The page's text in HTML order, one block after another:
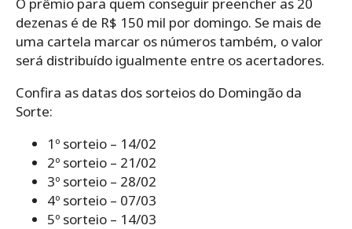
dezenas é de R$ 150 mil por domingo. Se mais de
uma cartela marcar os números também, o valor
será distribuído igualmente entre os acertadores.
Confira as datas dos sorteios do Domingão da
Sorte:
1º sorteio – 14/02
2º sorteio – 21/02
3º sorteio – 28/02
4º sorteio – 07/03
5º sorteio – 14/03